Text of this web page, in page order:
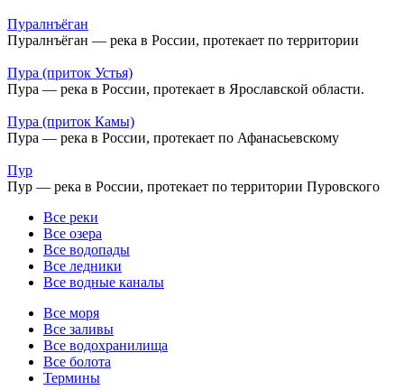
Пуралнъёган
Пуралнъёган — река в России, протекает по территории
Пура (приток Устья)
Пура — река в России, протекает в Ярославской области.
Пура (приток Камы)
Пура — река в России, протекает по Афанасьевскому
Пур
Пур — река в России, протекает по территории Пуровского
Все реки
Все озера
Все водопады
Все ледники
Все водные каналы
Все моря
Все заливы
Все водохранилища
Все болота
Термины